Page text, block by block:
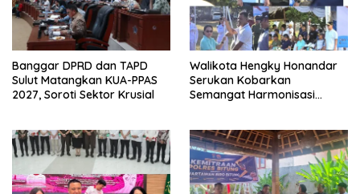
Banggar DPRD dan TAPD
Sulut Matangkan KUA-PPAS
2027, Soroti Sektor Krusial
Walikota Hengky Honandar
Serukan Kobarkan
Semangat Harmonisasi